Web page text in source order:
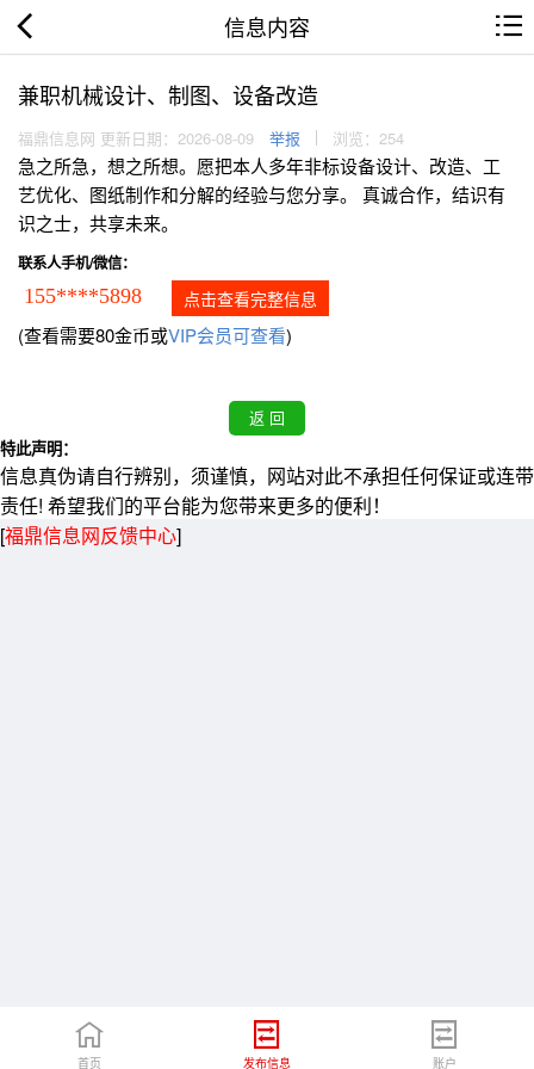
信息内容
兼职机械设计、制图、设备改造
福鼎信息网 更新日期：2026-08-09 举报 浏览：254
急之所急，想之所想。愿把本人多年非标设备设计、改造、工
艺优化、图纸制作和分解的经验与您分享。 真诚合作，结识有
识之士，共享未来。
联系人手机/微信：
155****5898 点击查看完整信息
(查看需要80金币或VIP会员可查看)
特此声明：
信息真伪请自行辨别，须谨慎，网站对此不承担任何保证或连带
责任! 希望我们的平台能为您带来更多的便利！
[福鼎信息网反馈中心]
首页 发布信息 账户